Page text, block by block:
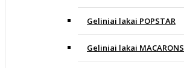
Geliniai lakai POPSTAR
Geliniai lakai MACARONS